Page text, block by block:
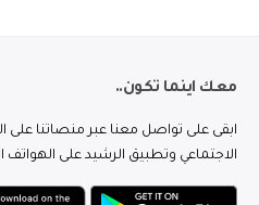
معك اينما تكون..
ابقى على تواصل معنا عبر منصاتنا على
الاجتماعي وتطبيق الرشيد على الهواتف